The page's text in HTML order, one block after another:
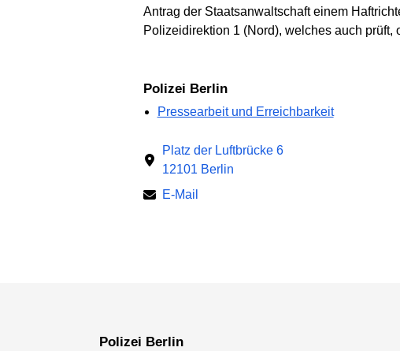
Antrag der Staatsanwaltschaft einem
Polizeidirektion 1 (Nord), welches auch prüft,
Polizei Berlin
Pressearbeit und Erreichbarkeit
Platz der Luftbrücke 6
12101 Berlin
E-Mail
Polizei Berlin